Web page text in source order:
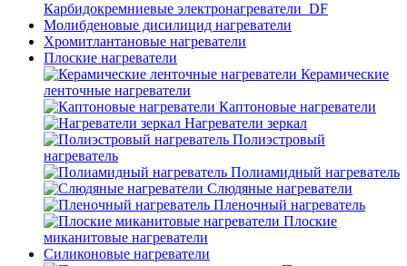
Карбидокремниевые электронагреватели_DF
Молибденовые дисилицид нагреватели
Хромитлантановые нагреватели
Плоские нагреватели
Керамические
ленточные нагреватели
Каптоновые нагреватели
Нагреватели зеркал
Полиэстровый
нагреватель
Полиамидный нагреватель
Слюдяные нагреватели
Пленочный нагреватель
Плоские
миканитовые нагреватели
Силиконовые нагреватели